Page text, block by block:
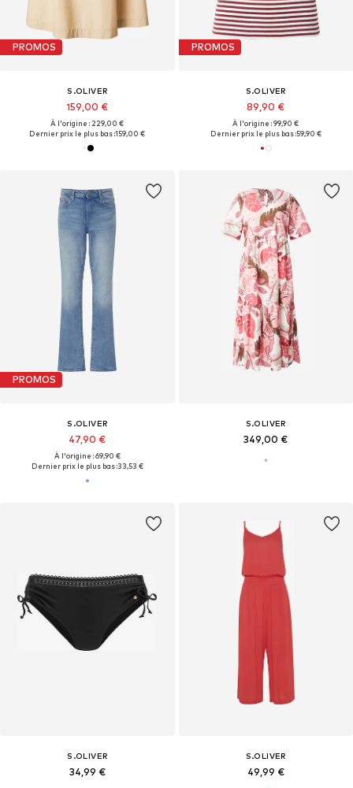
PROMOS
S.OLIVER
159,00 €
À l'origine : 229,00 €
Dernier prix le plus bas :159,00 €
PROMOS
S.OLIVER
89,90 €
À l'origine : 99,90 €
Dernier prix le plus bas :59,90 €
PROMOS
S.OLIVER
47,90 €
À l'origine : 69,90 €
Dernier prix le plus bas :33,53 €
S.OLIVER
349,00 €
S.OLIVER
34,99 €
S.OLIVER
49,99 €